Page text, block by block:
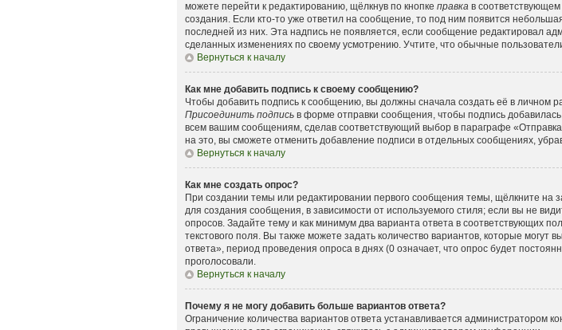
можете перейти к редактированию, щёлкнув по кнопке правка в
создания. Если кто-то уже ответил на сообщение, то под ним появится
последней из них. Эта надпись не появляется, если сообщение редактировал
сделанных изменениях по своему усмотрению. Учтите, что обычные
Вернуться к началу
Как мне добавить подпись к своему сообщению?
Чтобы добавить подпись к сообщению, вы должны сначала создать её в личном
Присоединить подпись в форме отправки сообщения, чтобы подпись
всем вашим сообщениям, сделав соответствующий выбор в параграфе
на это, вы сможете отменить добавление подписи в отдельных сообщениях,
Вернуться к началу
Как мне создать опрос?
При создании темы или редактировании первого сообщения темы, щёлкните на
для создания сообщения, в зависимости от используемого стиля; если вы не
опросов. Задайте тему и как минимум два варианта ответа в соответствующих
текстового поля. Вы также можете задать количество вариантов, которые
ответа», период проведения опроса в днях (0 означает, что опрос будет
проголосовали.
Вернуться к началу
Почему я не могу добавить больше вариантов ответа?
Ограничение количества вариантов ответа устанавливается администратором